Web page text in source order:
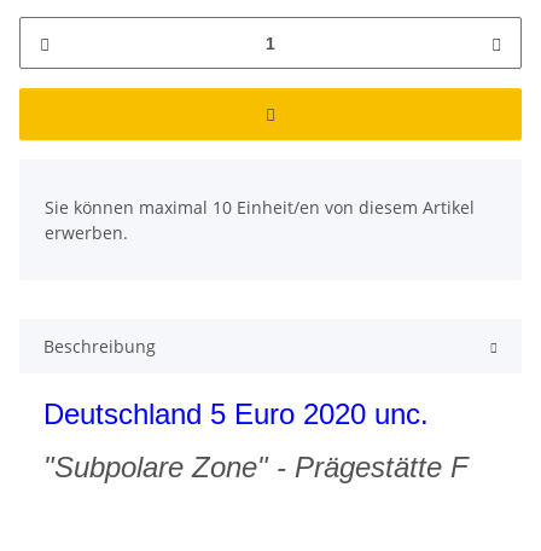
Sie können maximal 10 Einheit/en von diesem Artikel
erwerben.
Beschreibung
Deutschland 5 Euro 2020 unc.
"Subpolare Zone" - Prägestätte F